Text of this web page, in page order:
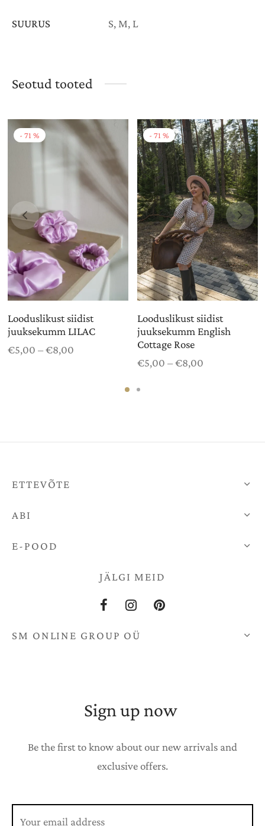
SUURUS S, M, L
Seotud tooted
- 71 %
Looduslikust siidist
juuksekumm LILAC
€5,00 – €8,00Hinnavahemik:
- 71 %
Looduslikust siidist
juuksekumm English
Cottage Rose
€5,00 – €8,00
ETTEVÕTE
ABI
E-POOD
JÄLGI MEID
SM ONLINE GROUP OÜ
Sign up now
Be the first to know about our new arrivals and
exclusive offers.